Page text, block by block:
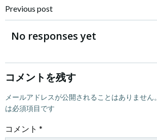
投
稿
ナ
ビ
ゲ
ー
Previous post
ナ
ゲ
No responses yet
コメントを残す
メールアドレスが公開されることはありません。
は必須項目です
コメント *